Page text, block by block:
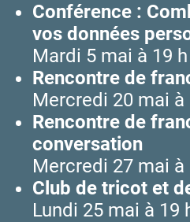
Conférence :
vos données
Mardi 5 mai à 19 h
Rencontre de
Mercredi 20 mai à
Rencontre de
conversation
Mercredi 27 mai à
Club de tricot et
Lundi 25 mai à 19